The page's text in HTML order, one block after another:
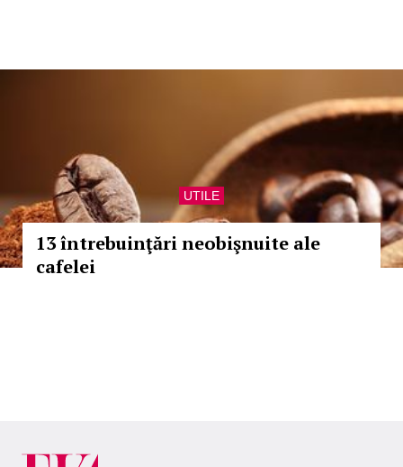
UTILE
13 întrebuinţări neobişnuite ale
cafelei